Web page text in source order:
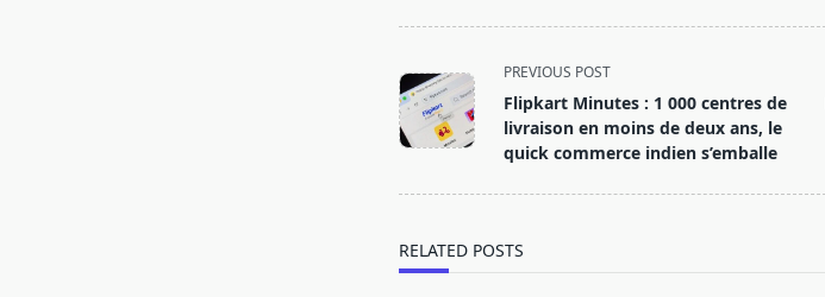
<span
class="nav-
subtitle
screen-
PREVIOUS POST
Flipkart Minutes : 1 000 centres de
livraison en moins de deux ans, le
quick commerce indien s’emballe
RELATED POSTS